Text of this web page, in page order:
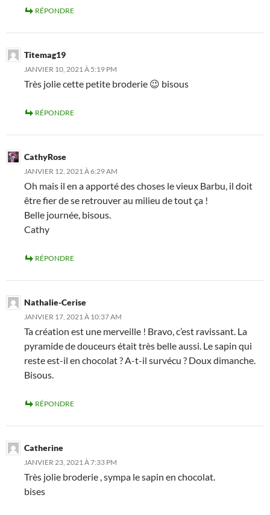
RÉPONDRE
Titemag19
JANVIER 10, 2021 À 5:19 PM
Très jolie cette petite broderie 😉 bisous
RÉPONDRE
CathyRose
JANVIER 12, 2021 À 6:29 AM
Oh mais il en a apporté des choses le vieux Barbu, il doit
être fier de se retrouver au milieu de tout ça !
Belle journée, bisous.
Cathy
RÉPONDRE
Nathalie-Cerise
JANVIER 17, 2021 À 10:37 AM
Ta création est une merveille ! Bravo, c’est ravissant. La
pyramide de douceurs était très belle aussi. Le sapin qui
reste est-il en chocolat ? A-t-il survécu ? Doux dimanche.
Bisous.
RÉPONDRE
Catherine
JANVIER 23, 2021 À 7:33 PM
Très jolie broderie , sympa le sapin en chocolat.
bises